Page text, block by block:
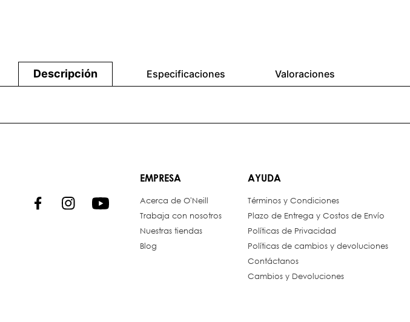
Descripción Especificaciones Valoraciones
EMPRESA
Acerca de O'Neill
Trabaja con nosotros
Nuestras tiendas
Blog
AYUDA
Términos y Condiciones
Plazo de Entrega y Costos de Envío
Políticas de Privacidad
Políticas de cambios y devoluciones
Contáctanos
Cambios y Devoluciones